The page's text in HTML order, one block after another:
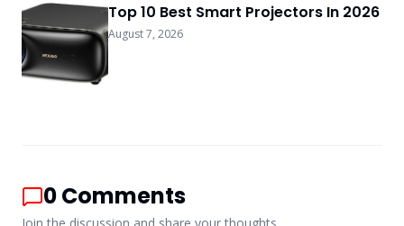
Top 10 Best Smart Projectors In 2026
August 7, 2026
0Comments